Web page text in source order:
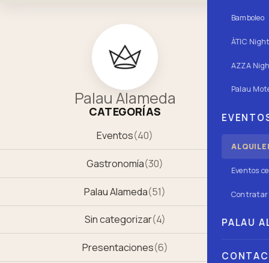
Bamboleo
ÀTIC
AZZA
Palau
Eventos
Contratar
PALAU
Palau Alameda
CATEGORÍAS
Eventos(40)
Gastronomía(30)
Palau Alameda(51)
Sin categorizar(4)
Presentaciones(6)